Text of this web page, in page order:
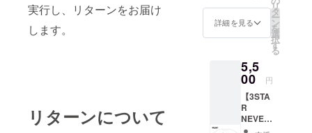
実行し、リターンをお届け
します。
リターンについて
ズをお
選びく
のお届
けにな
ります
(送料込
み)
ラックx
ピンク /
ブラッ
クxホワ
イト / ホ
ワイト
支援時
にご希
望のカ
ラータ
イプを
詳細を見る
リ
タ
ー
ン
を
選
択
す
る
5,5
00 円
【3STA
R
NEVER
DIE!!】